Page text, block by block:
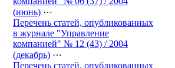
(июнь) ⋯
Перечень статей, опубликованных
в журнале "Управление
компанией" № 12 (43) / 2004
(декабрь) ⋯
Перечень статей, опубликованных